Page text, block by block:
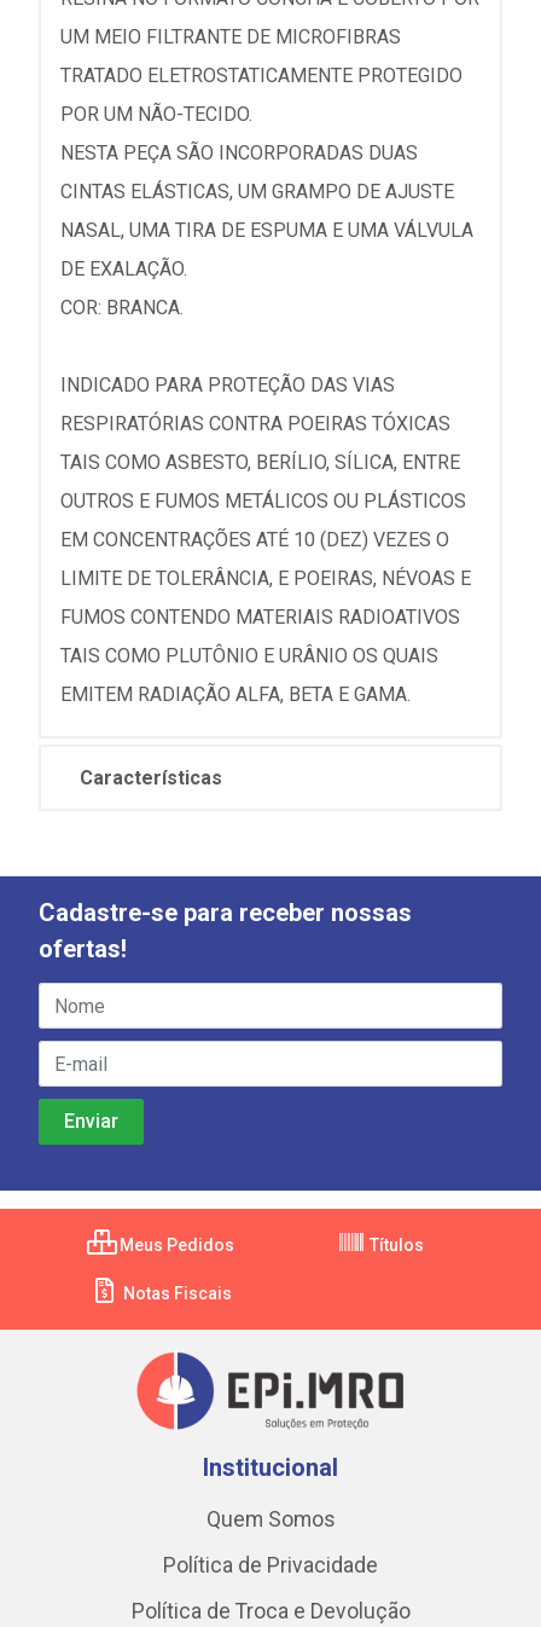
UM MEIO FILTRANTE DE MICROFIBRAS
TRATADO ELETROSTATICAMENTE PROTEGIDO
POR UM NÃO-TECIDO.
NESTA PEÇA SÃO INCORPORADAS DUAS
CINTAS ELÁSTICAS, UM GRAMPO DE AJUSTE
NASAL, UMA TIRA DE ESPUMA E UMA VÁLVULA
DE EXALAÇÃO.
COR: BRANCA.
INDICADO PARA PROTEÇÃO DAS VIAS
RESPIRATÓRIAS CONTRA POEIRAS TÓXICAS
TAIS COMO ASBESTO, BERÍLIO, SÍLICA, ENTRE
OUTROS E FUMOS METÁLICOS OU PLÁSTICOS
EM CONCENTRAÇÕES ATÉ 10 (DEZ) VEZES O
LIMITE DE TOLERÂNCIA, E POEIRAS, NÉVOAS E
FUMOS CONTENDO MATERIAIS RADIOATIVOS
TAIS COMO PLUTÔNIO E URÂNIO OS QUAIS
EMITEM RADIAÇÃO ALFA, BETA E GAMA.
Características
Cadastre-se para receber nossas
ofertas!
Meus Pedidos Títulos
Notas Fiscais
Institucional
Quem Somos
Política de Privacidade
Política de Troca e Devolução